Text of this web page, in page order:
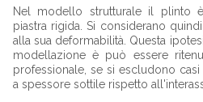
Nel modello strutturale il plinto
piastra rigida. Si considerano
alla sua deformabilità. Questa
modellazione è può essere
professionale, se si escludono
a spessore sottile rispetto